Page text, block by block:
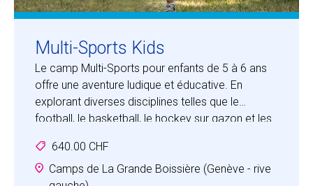
Multi-Sports Kids
Le camp Multi-Sports pour enfants de 5 à 6 ans
offre une aventure ludique et éducative. En
explorant diverses disciplines telles que le
football, le basketball, le hockey sur gazon et les
découvrent l'importance du travail d'équipe et de
la coopération. Encadrés par des professionnels
640.00 CHF
Camps de La Grande Boissière (Genève - rive